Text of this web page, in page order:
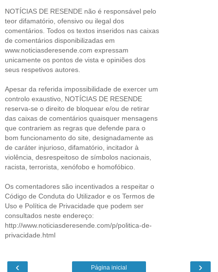
NOTÍCIAS DE RESENDE não é responsável pelo
teor difamatório, ofensivo ou ilegal dos
comentários. Todos os textos inseridos nas caixas
de comentários disponibilizadas em
www.noticiasderesende.com expressam
unicamente os pontos de vista e opiniões dos
seus respetivos autores.
Apesar da referida impossibilidade de exercer um
controlo exaustivo, NOTÍCIAS DE RESENDE
reserva-se o direito de bloquear e/ou de retirar
das caixas de comentários quaisquer mensagens
que contrariem as regras que defende para o
bom funcionamento do site, designadamente as
de caráter injurioso, difamatório, incitador à
violência, desrespeitoso de símbolos nacionais,
racista, terrorista, xenófobo e homofóbico.
Os comentadores são incentivados a respeitar o
Código de Conduta do Utilizador e os Termos de
Uso e Política de Privacidade que podem ser
consultados neste endereço:
http://www.noticiasderesende.com/p/politica-de-
privacidade.html
‹ ›
Página inicial